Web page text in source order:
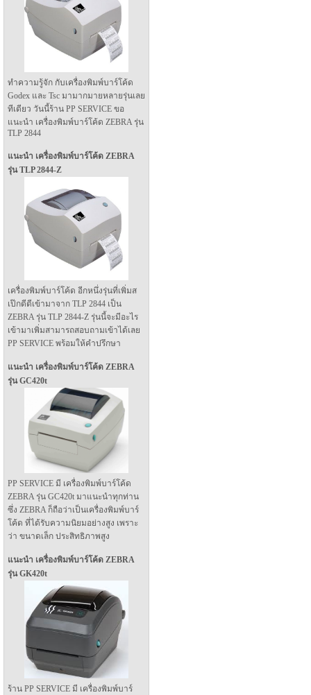
ทำความรู้จัก กับเครื่องพิมพ์บาร์โค้ด
Godex และ Tsc มามากมายหลายรุ่นเลย
ทีเดียว วันนี้ร้าน PP SERVICE ขอ
แนะนำ เครื่องพิมพ์บาร์โค้ด ZEBRA รุ่น
TLP 2844
แนะนำ เครื่องพิมพ์บาร์โค้ด ZEBRA
รุ่น TLP 2844-Z
เครื่องพิมพ์บาร์โค้ด อีกหนึ่งรุ่นที่เพิ่มส
เป๊กดีดีเข้ามาจาก TLP 2844 เป็น
ZEBRA รุ่น TLP 2844-Z รุ่นนี้จะมีอะไร
เข้ามาเพิ่มสามารถสอบถามเข้าได้เลย
PP SERVICE พร้อมให้คำปรึกษา
แนะนำ เครื่องพิมพ์บาร์โค้ด ZEBRA
รุ่น GC420t
PP SERVICE มี เครื่องพิมพ์บาร์โค้ด
ZEBRA รุ่น GC420t มาแนะนำทุกท่าน
ซึ่ง ZEBRA ก็ถือว่าเป็นเครื่องพิมพ์บาร์
โค้ด ที่ได้รับความนิยมอย่างสูง เพราะ
ว่า ขนาดเล็ก ประสิทธิภาพสูง
แนะนำ เครื่องพิมพ์บาร์โค้ด ZEBRA
รุ่น GK420t
ร้าน PP SERVICE มี เครื่องพิมพ์บาร์